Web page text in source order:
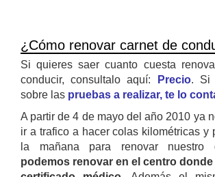
¿Cómo renovar carnet de
Si quieres saer cuanto cuesta
conducir, consultalo aquí:
Precio. Si
sobre las pruebas a realizar, te lo
A partir de 4 de mayo del año 2010 ya
ir a trafico a hacer colas kilométricas y
la mañana para renovar nuestro
podemos renovar en el centro donde